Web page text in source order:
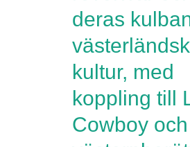
deras
västerländsk
kultur, med
koppling till
Cowboy och